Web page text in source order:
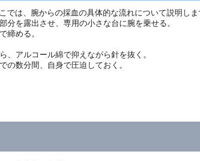
は、腕からの採血の具体的な流れについて説明しま
分を露出させ、専用の小さな台に腕を乗せる。
締める。
、アルコール綿で抑えながら針を抜く。
の数分間、自身で圧迫しておく。